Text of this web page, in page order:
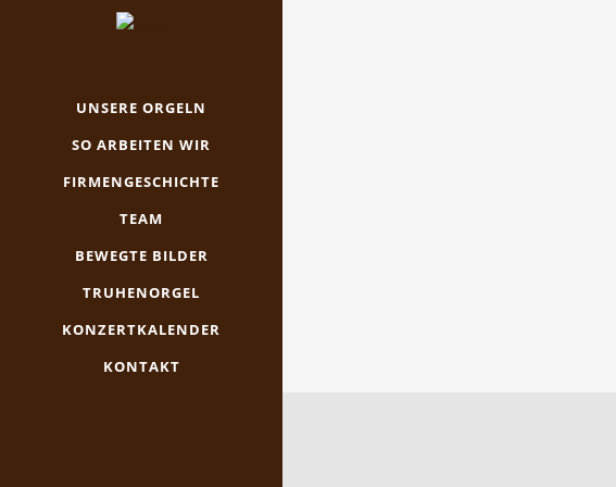
UNSERE ORGELN
SO ARBEITEN WIR
FIRMENGESCHICHTE
TEAM
BEWEGTE BILDER
TRUHENORGEL
KONZERTKALENDER
KONTAKT